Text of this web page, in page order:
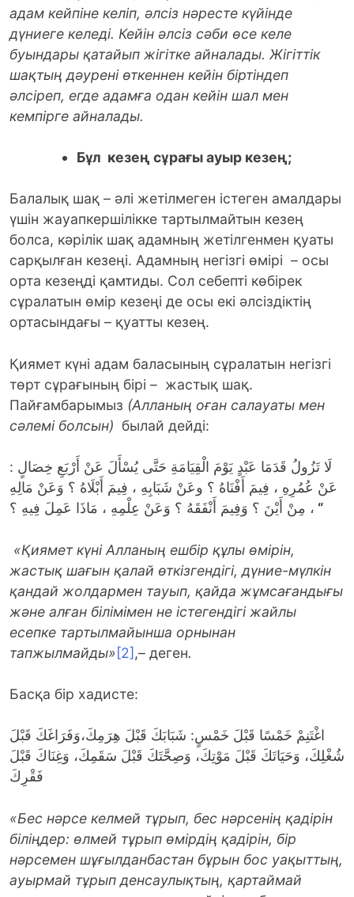
адам кейпіне келіп, әлсіз нәресте күйінде
дүниеге келеді. Кейін әлсіз сәби өсе келе
буындары қатайып жігітке айналады. Жігіттік
шақтың дәурені өткеннен кейін біртіндеп
әлсіреп, егде адамға одан кейін шал мен
кемпірге айналады.
Бұл кезең сұрағы ауыр кезең;
Балалық шақ – әлі жетілмеген істеген амалдары
үшін жауапкершілікке тартылмайтын кезең
болса, кәрілік шақ адамның жетілгенмен қуаты
сарқылған кезеңі. Адамның негізгі өмірі – осы
орта кезеңді қамтиды. Сол себепті көбірек
сұралатын өмір кезеңі де осы екі әлсіздіктің
ортасындағы – қуатты кезең.
Қиямет күні адам баласының сұралатын негізгі
төрт сұрағының бірі – жастық шақ.
Пайғамбарымыз (Алланың оған салауаты мен
сәлемі болсын) былай дейді:
لَا تَزُولُ قَدَمَا عَبْدٍ يَوْمَ الْقِيَامَةِ حَتَّى يُسْأَلَ عَنْ أَرْبَعِ خِصَالٍ :
عَنْ عُمُرِهِ ، فِيمَ أَفْنَاهُ ؟ وعَنْ شَبَابِهِ ، فِيمَ أَبْلَاهُ ؟ وَعَنْ مَالِهِ
، مِنْ أَيْنَ ؟ وَفِيمَ أَنْفَقَهُ ؟ وَعَنْ عِلْمِهِ ، مَاذَا عَمِلَ فِيهِ ؟ “
«Қиямет күні Алланың ешбір құлы өмірін,
жастық шағын қалай өткізгендігі, дүние-мүлкін
қандай жолдармен тауып, қайда жұмсағандығы
және алған білімімен не істегендігі жайлы
есепке тартылмайынша орнынан
тапжылмайды»[2],– деген.
Басқа бір хадисте:
اغْتَنِمْ خَمْسًا قَبْلَ خَمْسٍ: شَبَابَكَ قَبْلَ هِرَمِكَ،وَفَرَاغَكَ قَبْلَ
شُغْلِكَ، وَحَيَاتَكَ قَبْلَ مَوْتِكَ، وَصِحَّتَكَ قَبْلَ سَقَمِكَ، وَغِنَاكَ قَبْلَ
فَقْرِكَ
«Бес нәрсе келмей тұрып, бес нәрсенің қадірін
біліңдер: өлмей тұрып өмірдің қадірін, бір
нәрсемен шұғылданбастан бұрын бос уақыттың,
ауырмай тұрып денсаулықтың, қартаймай